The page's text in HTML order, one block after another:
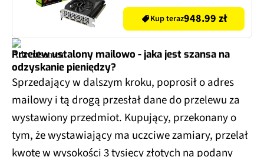
Kup teraz948.99 zł
Przelew ustalony mailowo - jaka jest szansa na
odzyskanie pieniędzy?
Sprzedający w dalszym kroku, poprosił o adres
mailowy i tą drogą przesłał dane do przelewu za
wystawiony przedmiot. Kupujący, przekonany o
tym, że wystawiający ma uczciwe zamiary, przelał
kwotę w wysokości 3 tysięcy złotych na podany